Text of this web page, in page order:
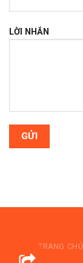
LỜI NHẮN
TRANG CHỦ